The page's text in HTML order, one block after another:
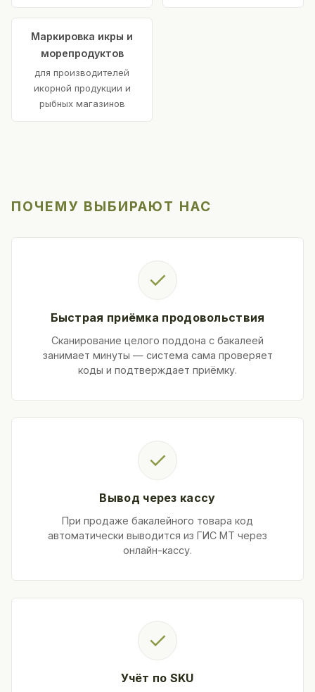
Маркировка икры и
морепродуктов
для производителей
икорной продукции и
рыбных магазинов
ПОЧЕМУ ВЫБИРАЮТ НАС
✓
Быстрая приёмка продовольствия
Сканирование целого поддона с бакалеей
занимает минуты — система сама проверяет
коды и подтверждает приёмку.
✓
Вывод через кассу
При продаже бакалейного товара код
автоматически выводится из ГИС МТ через
онлайн-кассу.
✓
Учёт по SKU